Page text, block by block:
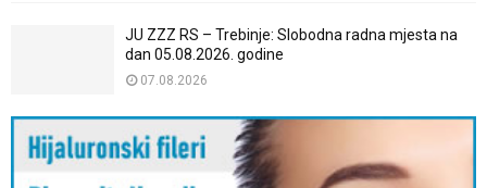
JU ZZZ RS – Trebinje: Slobodna radna mjesta na
dan 05.08.2026. godine
07.08.2026